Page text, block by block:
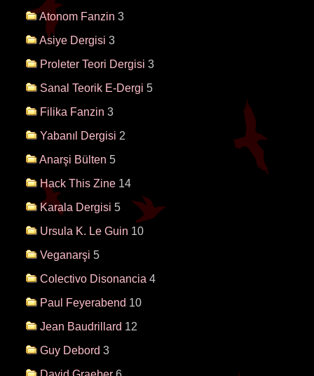
Atonom Fanzin 3
Asiye Dergisi 3
Proleter Teori Dergisi 3
Sanal Teorik E-Dergi 5
Filika Fanzin 3
Yabanıl Dergisi 2
Anarşi Bülten 5
Hack This Zine 14
Karala Dergisi 5
Ursula K. Le Guin 10
Veganarşi 5
Colectivo Disonancia 4
Paul Feyerabend 10
Jean Baudrillard 12
Guy Debord 3